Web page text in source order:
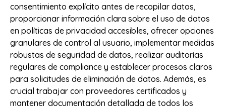
consentimiento explícito antes de recopilar datos,
proporcionar información clara sobre el uso de datos
en políticas de privacidad accesibles, ofrecer opciones
granulares de control al usuario, implementar medidas
robustas de seguridad de datos, realizar auditorías
regulares de compliance y establecer procesos claros
para solicitudes de eliminación de datos. Además, es
crucial trabajar con proveedores certificados y
mantener documentación detallada de todos los